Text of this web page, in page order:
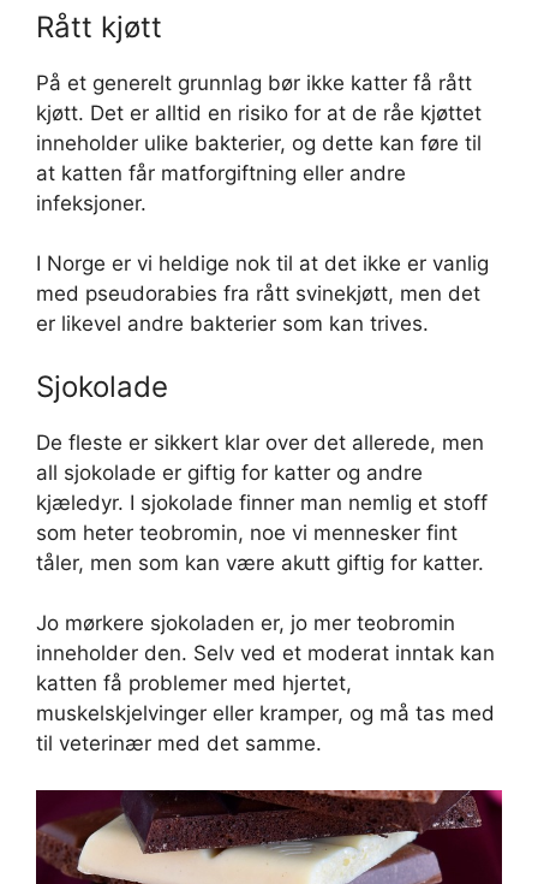
Rått kjøtt
På et generelt grunnlag bør ikke katter få rått
kjøtt. Det er alltid en risiko for at de råe kjøttet
inneholder ulike bakterier, og dette kan føre til
at katten får matforgiftning eller andre
infeksjoner.
I Norge er vi heldige nok til at det ikke er vanlig
med pseudorabies fra rått svinekjøtt, men det
er likevel andre bakterier som kan trives.
Sjokolade
De fleste er sikkert klar over det allerede, men
all sjokolade er giftig for katter og andre
kjæledyr. I sjokolade finner man nemlig et stoff
som heter teobromin, noe vi mennesker fint
tåler, men som kan være akutt giftig for katter.
Jo mørkere sjokoladen er, jo mer teobromin
inneholder den. Selv ved et moderat inntak kan
katten få problemer med hjertet,
muskelskjelvinger eller kramper, og må tas med
til veterinær med det samme.